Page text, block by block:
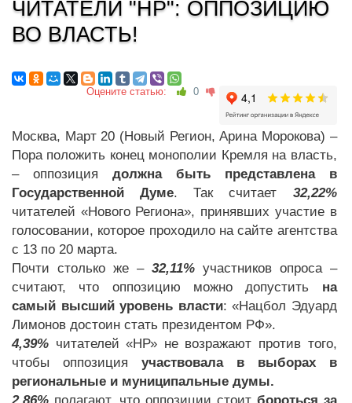
ЧИТАТЕЛИ "НР": ОППОЗИЦИЮ
ВО ВЛАСТЬ!
Оцените статью: 0
Москва, Март 20 (Новый Регион, Арина Морокова) –
Пора положить конец монополии Кремля на власть,
– оппозиция должна быть представлена в
Государственной Думе. Так считает 32,22%
читателей «Нового Региона», принявших участие в
голосовании, которое проходило на сайте агентства
с 13 по 20 марта.
Почти столько же – 32,11%участников опроса –
считают, что оппозицию можно допустить на
самый высший уровень власти: «Нацбол Эдуард
Лимонов достоин стать президентом РФ».
4,39% читателей «НР» не возражают против того,
чтобы оппозиция участвовала в выборах в
региональные и муниципальные думы.